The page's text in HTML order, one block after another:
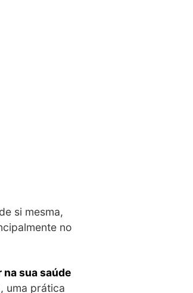
si mesma,
no
sua saúde
uma prática